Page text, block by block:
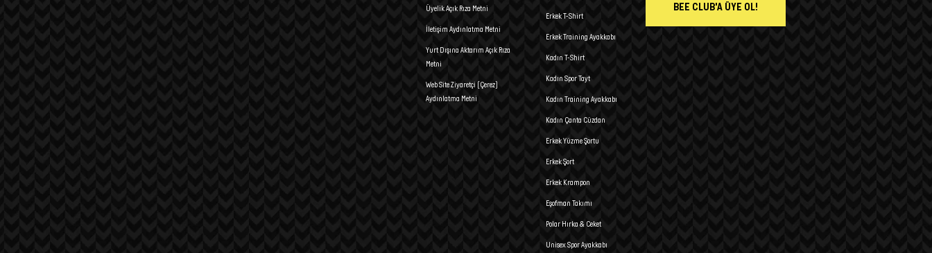
Üyelik Açık Rıza Metni
İletişim Aydınlatma Metni
Yurt Dışına Aktarım Açık Rıza
Metni
Web Site Ziyaretçi (Çerez)
Aydınlatma Metni
Erkek T-Shirt
Erkek Training Ayakkabı
Kadın T-Shirt
Kadın Spor Tayt
Kadın Training Ayakkabı
Kadın Çanta Cüzdan
Erkek Yüzme Şortu
Erkek Şort
Erkek Krampon
Eşofman Takımı
Polar Hırka & Ceket
Unisex Spor Ayakkabı
BEE CLUB'A ÜYE OL!